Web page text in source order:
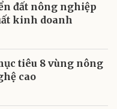
đất nông nghiệp
kinh doanh
tiêu 8 vùng nông
cao